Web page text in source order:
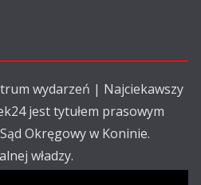
wydarzeń | Najciekawszy
jest tytułem prasowym
Okręgowy w Koninie.
władzy.